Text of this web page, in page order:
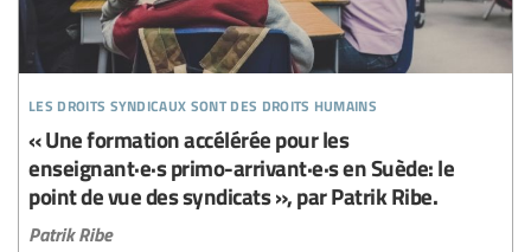
les droits syndicaux sont des droits humains
« Une formation accélérée pour les
enseignant·e·s primo-arrivant·e·s en Suède: le
point de vue des syndicats », par Patrik Ribe.
Patrik Ribe